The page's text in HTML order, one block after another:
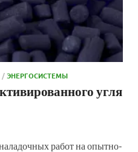
/ЭНЕРГОСИСТЕМЫ
угля
работ на опытно-